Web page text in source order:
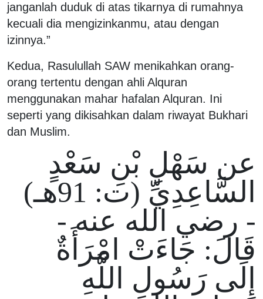
janganlah duduk di atas tikarnya di rumahnya
kecuali dia mengizinkanmu, atau dengan
izinnya.”
Kedua, Rasulullah SAW menikahkan orang-
orang tertentu dengan ahli Alquran
menggunakan mahar hafalan Alquran. Ini
seperti yang dikisahkan dalam riwayat Bukhari
dan Muslim.
عن سَهْلِ بْنِ سَعْدٍ
السَّاعِدِيِّ (ت: 91هـ)
- رضي الله عنه -
قَالَ: جَاءَتْ امْرَأَةٌ
إِلَى رَسُولِ اللَّهِ